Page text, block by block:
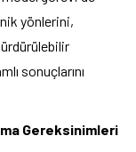
yönlerini,
sonuçlarını
Gereksinimleri